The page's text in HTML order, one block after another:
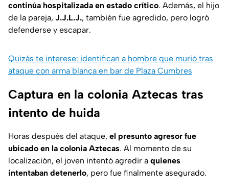
continúa hospitalizada en estado crítico. Además, el hijo
de la pareja, J.J.L.J., también fue agredido, pero logró
defenderse y escapar.
Quizás te interese: identifican a hombre que murió tras
ataque con arma blanca en bar de Plaza Cumbres
Captura en la colonia Aztecas tras
intento de huida
Horas después del ataque, el presunto agresor fue
ubicado en la colonia Aztecas. Al momento de su
localización, el joven intentó agredir a quienes
intentaban detenerlo, pero fue finalmente asegurado.